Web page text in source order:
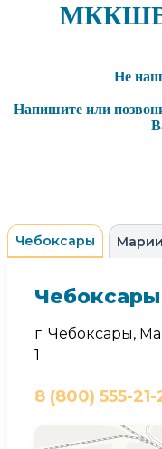
Не
Напишите или
Чебоксары
г. Чебоксары,
1
8 (800) 555-